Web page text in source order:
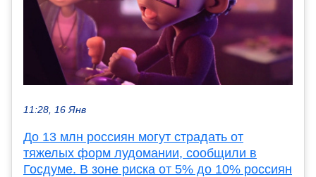
11:28, 16 Янв
До 13 млн россиян могут страдать от
тяжелых форм лудомании, сообщили в
Госдуме. В зоне риска от 5% до 10% россиян